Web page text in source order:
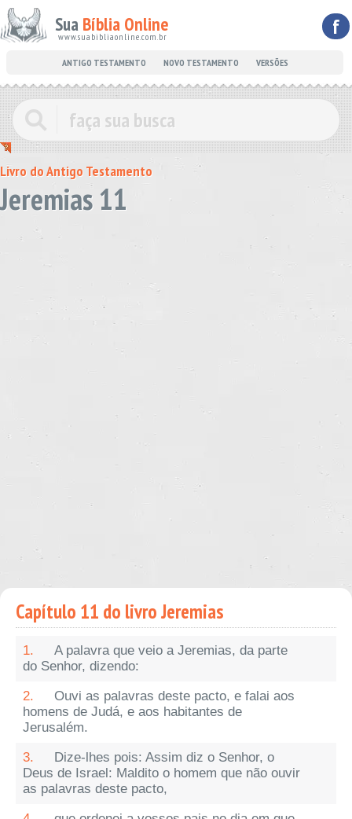
Sua Bíblia Online
www.suabibliaonline.com.br f
ANTIGO TESTAMENTO NOVO TESTAMENTO VERSÕES
Livro do Antigo Testamento
Jeremias 11
Capítulo 11 do livro Jeremias
1.
A palavra que veio a Jeremias, da parte
do Senhor, dizendo:
2.
Ouvi as palavras deste pacto, e falai aos
homens de Judá, e aos habitantes de
Jerusalém.
3.
Dize-lhes pois: Assim diz o Senhor, o
Deus de Israel: Maldito o homem que não ouvir
as palavras deste pacto,